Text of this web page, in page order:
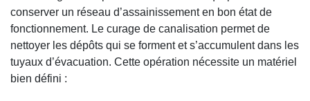
conserver un réseau d’assainissement en bon état de
fonctionnement. Le curage de canalisation permet de
nettoyer les dépôts qui se forment et s’accumulent dans les
tuyaux d’évacuation. Cette opération nécessite un matériel
bien défini :